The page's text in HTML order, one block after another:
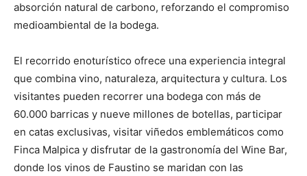
absorción natural de carbono, reforzando el compromiso
medioambiental de la bodega.
El recorrido enoturístico ofrece una experiencia integral
que combina vino, naturaleza, arquitectura y cultura. Los
visitantes pueden recorrer una bodega con más de
60.000 barricas y nueve millones de botellas, participar
en catas exclusivas, visitar viñedos emblemáticos como
Finca Malpica y disfrutar de la gastronomía del Wine Bar,
donde los vinos de Faustino se maridan con las